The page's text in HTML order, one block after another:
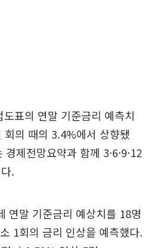
표의 연말 기준금리 예측치
의 때의 3.4%에서 상향됐
제전망요약과 함께 3·6·9·12
.
연말 기준금리 예상치를 18명
1회의 금리 인상을 예측했다.